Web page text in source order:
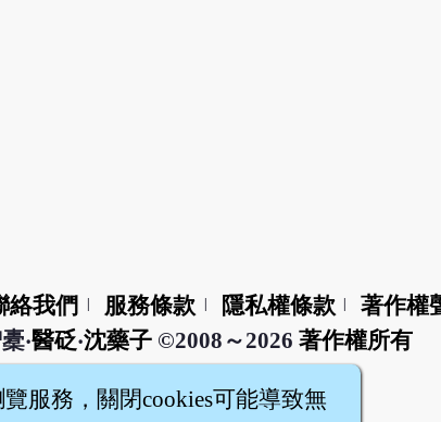
絡我們 服務條款 隱私權條款
著作權
‧醫砭‧沈藥子©2008～2026 著作權所有
服務，關閉cookies可能導致無